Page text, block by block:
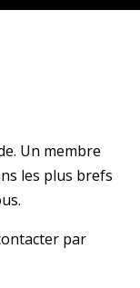
Un membre
les plus brefs
par